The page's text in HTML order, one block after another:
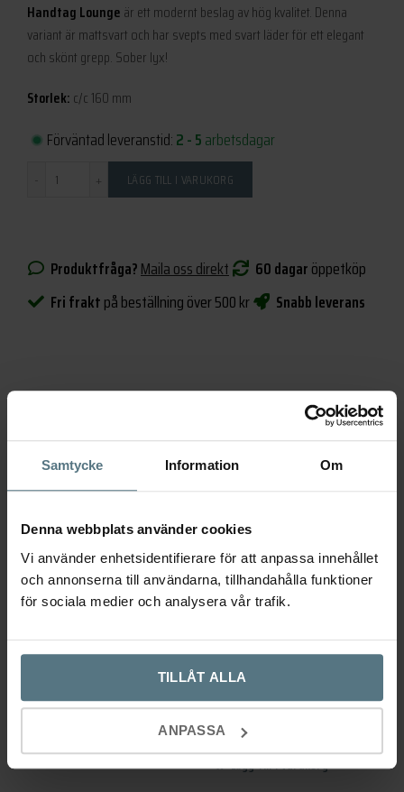
Samtycke Information Om
Denna webbplats använder cookies
Vi använder enhetsidentifierare för att anpassa innehållet
och annonserna till användarna, tillhandahålla funktioner
för sociala medier och analysera vår trafik.
TILLÅT ALLA
ANPASSA
Handtag Lounge är ett modernt beslag av hög kvalitet. Denna
variant är mattsvart och har svepts med svart läder för ett elegant
och skönt grepp. Sober lyx!
Storlek: c/c 160 mm
Förväntad leveranstid:2 - 5arbetsdagar
LÄGG TILL I VARUKORG
Produktfråga?Maila oss direkt 60 dagaröppetköp
Fri fraktpå beställning över 500 kr Snabb leverans
KOMBINERA GÄRNA MED
Handtag Lounge rostfritt
209kr
Handtag Lounge krom /
lädersvept svart
BESLAG DESIGN
519kr
Lägg till i varukorg